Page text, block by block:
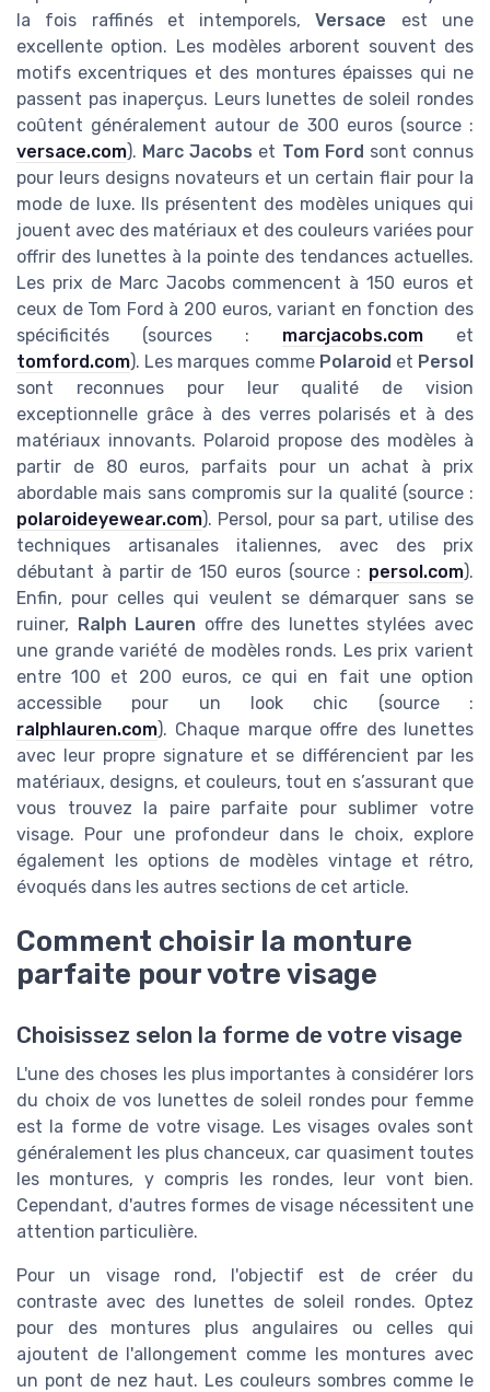
la fois raffinés et intemporels,Versace est une
excellente option. Les modèles arborent souvent des
motifs excentriques et des montures épaisses qui ne
passent pas inaperçus. Leurs lunettes de soleil rondes
coûtent généralement autour de 300 euros (source :
versace.com). Marc Jacobs et Tom Ford sont connus
pour leurs designs novateurs et un certain flair pour la
mode de luxe. Ils présentent des modèles uniques qui
jouent avec des matériaux et des couleurs variées pour
offrir des lunettes à la pointe des tendances actuelles.
Les prix de Marc Jacobs commencent à 150 euros et
ceux de Tom Ford à 200 euros, variant en fonction des
spécificités (sources : marcjacobs.com et
tomford.com). Les marques comme Polaroid et Persol
sont reconnues pour leur qualité de vision
exceptionnelle grâce à des verres polarisés et à des
matériaux innovants. Polaroid propose des modèles à
partir de 80 euros, parfaits pour un achat à prix
abordable mais sans compromis sur la qualité (source :
polaroideyewear.com). Persol, pour sa part, utilise des
techniques artisanales italiennes, avec des prix
débutant à partir de 150 euros (source : persol.com).
Enfin, pour celles qui veulent se démarquer sans se
ruiner, Ralph Lauren offre des lunettes stylées avec
une grande variété de modèles ronds. Les prix varient
entre 100 et 200 euros, ce qui en fait une option
accessible pour un look chic (source :
ralphlauren.com). Chaque marque offre des lunettes
avec leur propre signature et se différencient par les
matériaux, designs, et couleurs, tout en s’assurant que
vous trouvez la paire parfaite pour sublimer votre
visage. Pour une profondeur dans le choix, explore
également les options de modèles vintage et rétro,
évoqués dans les autres sections de cet article.
Comment choisir la monture
parfaite pour votre visage
Choisissez selon la forme de votre visage
L'une des choses les plus importantes à considérer lors
du choix de vos lunettes de soleil rondes pour femme
est la forme de votre visage. Les visages ovales sont
généralement les plus chanceux, car quasiment toutes
les montures, y compris les rondes, leur vont bien.
Cependant, d'autres formes de visage nécessitent une
attention particulière.
Pour un visage rond, l'objectif est de créer du
contraste avec des lunettes de soleil rondes. Optez
pour des montures plus angulaires ou celles qui
ajoutent de l'allongement comme les montures avec
un pont de nez haut. Les couleurs sombres comme le